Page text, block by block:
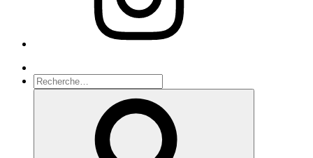
Recherche
pour